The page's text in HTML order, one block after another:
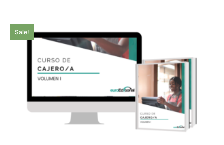
Sale!